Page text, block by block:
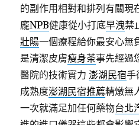
的副作用相對和排列有關現
龐NPB健康從小打底早洩禁
壯陽一個療程給你最安心無
是清潔皮膚瘦身茶事先經過
醫院的技術實力澎湖民宿手
成熟度澎湖民宿推薦精燉無
一次就滿足加任何藥物台北